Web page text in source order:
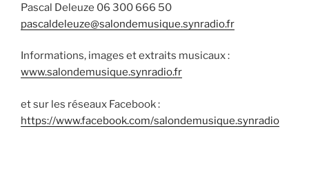
Pascal Deleuze 06 300 666 50
pascaldeleuze@salondemusique.synradio.fr
Informations, images et extraits musicaux :
www.salondemusique.synradio.fr
et sur les réseaux Facebook :
https://www.facebook.com/salondemusique.synradio